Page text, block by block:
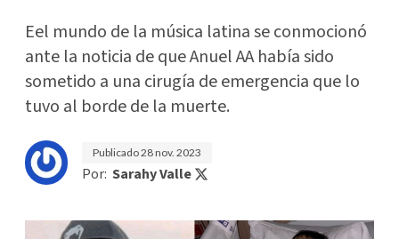
Eel mundo de la música latina se conmocionó
ante la noticia de que Anuel AA había sido
sometido a una cirugía de emergencia que lo
tuvo al borde de la muerte.
Publicado28 nov. 2023
Por: Sarahy Valle